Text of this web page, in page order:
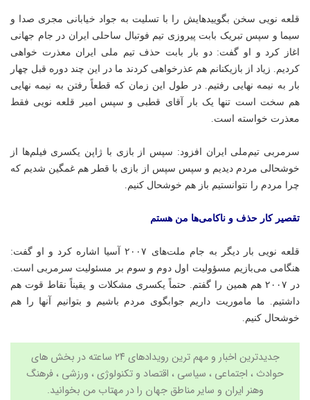
قلعه نویی سخن بگویید‌هایش را با تسلیت به جواد خیابانی مجری صدا و
سیما و سپس تبریک بابت پیروزی تیم فوتبال ساحلی ایران در جام جهانی
اغاز کرد و او گفت: دو بار بابت حذف تیم ملی ایران معذرت خواهی
کردیم. زیاد از بازیکنانم هم عذرخواهی کردند ما در این چند دوره قبل چهار
بار به نیمه نهایی رفتیم. در طول این زمان که قطعاً رفتن به نیمه نهایی
هم سخت است تنها یک بار آقای قطبی و سپس امیر قلعه نویی فقط
معذرت خواسته است.
سرمربی تیم‌ملی ایران افزود: سپس از بازی با ژاپن یکسری فیلم‌ها از
خوشحالی مردم دیدیم و سپس سپس از بازی با قطر هم غمگین شدیم که
چرا مردم را نتوانستیم باز هم خوشحال کنیم.
تقصیر کار حذف و ناکامی‌ها من هستم
قلعه نویی بار دیگر به جام ملت‌های ۲۰۰۷ آسیا اشاره کرد و او گفت:
هنگامی می‌بازیم مسؤولیت اول دوم و سوم بر مسئولیت سرمربی است.
در ۲۰۰۷ هم همین را گفتم. حتماً یکسری مشکلات و یقیناً نقاط قوت هم
داشتیم. ما ماموریت داریم جوابگوی مردم باشیم و بتوانیم آنها را هم
خوشحال کنیم.
جدیدترین اخبار و مهم ترین رویدادهای ۲۴ ساعته در بخش های
حوادث ، اجتماعی ، سیاسی ، اقتصاد و تکنولوژی، ورزشی ، فرهنگ
وهنر ایران و سایر مناطق جهان را درمهتاب من بخوانید.